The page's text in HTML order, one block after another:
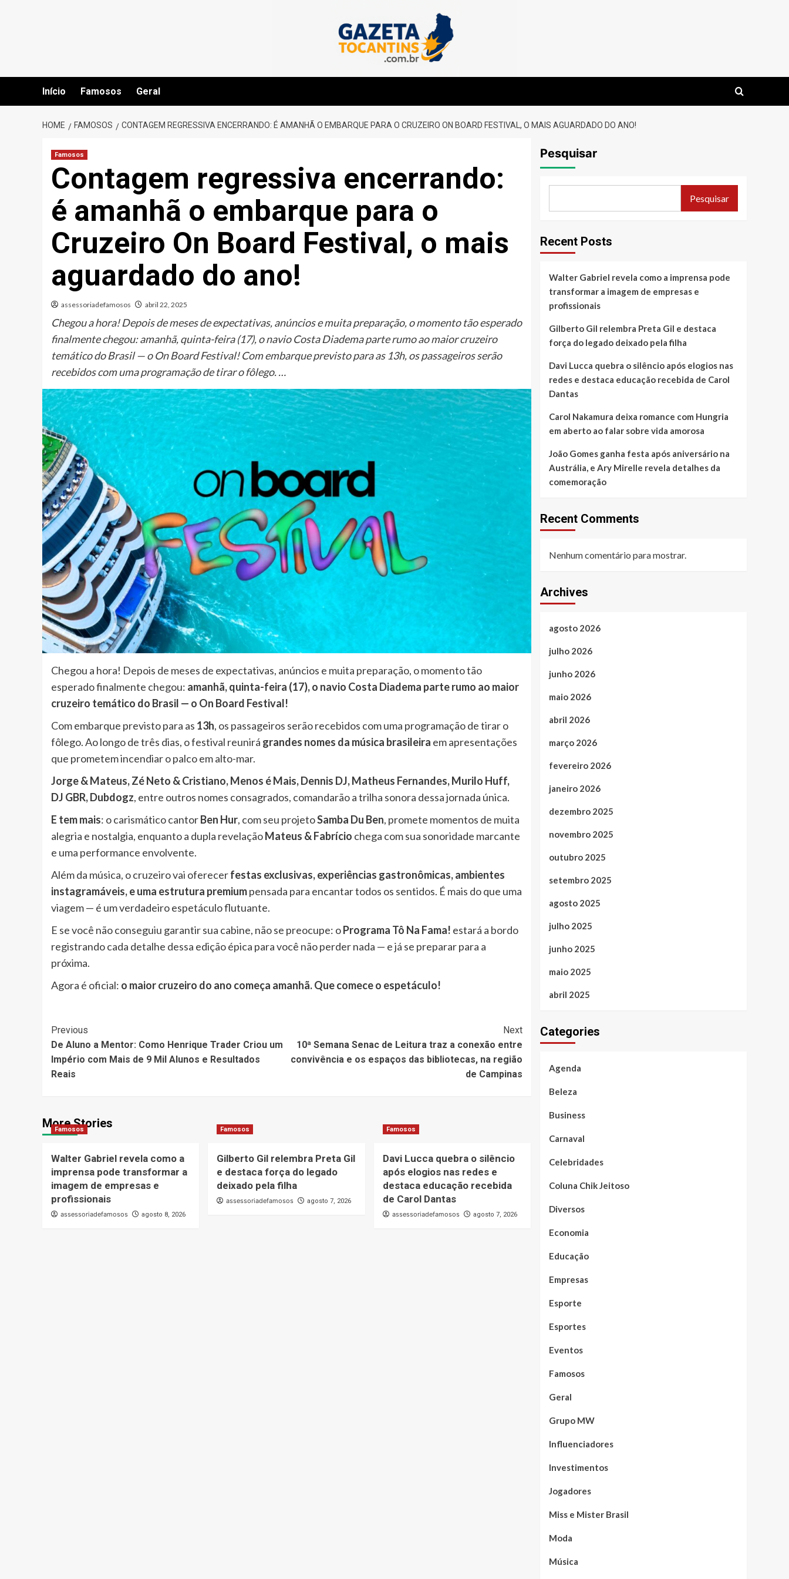
Início Famosos Geral
HOME FAMOSOS CONTAGEM REGRESSIVA ENCERRANDO: É AMANHÃ O EMBARQUE PARA O CRUZEIRO ON BOARD FESTIVAL, O MAIS AGUARDADO DO ANO!
Famosos
Contagem regressiva encerrando:
é amanhã o embarque para o
Cruzeiro On Board Festival, o mais
aguardado do ano!
assessoriadefamosos abril 22, 2025
Chegou a hora! Depois de meses de expectativas, anúncios e muita preparação, o momento tão esperado
finalmente chegou: amanhã, quinta-feira (17), o navio Costa Diadema parte rumo ao maior cruzeiro
temático do Brasil — o On Board Festival! Com embarque previsto para as 13h, os passageiros serão
recebidos com uma programação de tirar o fôlego. …
Chegou a hora! Depois de meses de expectativas, anúncios e muita preparação, o momento tão
esperado finalmente chegou: amanhã, quinta-feira (17), o navio Costa Diadema parte rumo ao maior
cruzeiro temático do Brasil — o On Board Festival!
Com embarque previsto para as 13h, os passageiros serão recebidos com uma programação de tirar o
fôlego. Ao longo de três dias, o festival reunirá grandes nomes da música brasileira em apresentações
que prometem incendiar o palco em alto-mar.
Jorge & Mateus, Zé Neto & Cristiano, Menos é Mais, Dennis DJ, Matheus Fernandes, Murilo Huff,
DJ GBR, Dubdogz, entre outros nomes consagrados, comandarão a trilha sonora dessa jornada única.
E tem mais: o carismático cantorBen Hur, com seu projetoSamba Du Ben, promete momentos de muita
alegria e nostalgia, enquanto a dupla revelaçãoMateus & Fabrício chega com sua sonoridade marcante
e uma performance envolvente.
Além da música, o cruzeiro vai oferecerfestas exclusivas, experiências gastronômicas, ambientes
instagramáveis, e uma estrutura premiumpensada para encantar todos os sentidos. É mais do que uma
viagem — é um verdadeiro espetáculo flutuante.
E se você não conseguiu garantir sua cabine, não se preocupe: oPrograma Tô Na Fama! estará a bordo
registrando cada detalhe dessa edição épica para você não perder nada — e já se preparar para a
próxima.
Agora é oficial: o maior cruzeiro do ano começa amanhã. Que comece o espetáculo!
Post
Navigation
Previous
De Aluno a Mentor: Como Henrique Trader Criou um
Império com Mais de 9 Mil Alunos e Resultados
Reais
Next
10ª Semana Senac de Leitura traz a conexão entre
convivência e os espaços das bibliotecas, na região
de Campinas
More Stories
Famosos
Walter Gabriel revela como a
imprensa pode transformar a
imagem de empresas e
profissionais
assessoriadefamosos agosto 8, 2026
Famosos
Gilberto Gil relembra Preta Gil
e destaca força do legado
deixado pela filha
assessoriadefamosos agosto 7, 2026
Famosos
Davi Lucca quebra o silêncio
após elogios nas redes e
destaca educação recebida
de Carol Dantas
assessoriadefamosos agosto 7, 2026
Pesquisar
Pesquisar
Recent Posts
Walter Gabriel revela como a imprensa pode
transformar a imagem de empresas e
profissionais
Gilberto Gil relembra Preta Gil e destaca
força do legado deixado pela filha
Davi Lucca quebra o silêncio após elogios nas
redes e destaca educação recebida de Carol
Dantas
Carol Nakamura deixa romance com Hungria
em aberto ao falar sobre vida amorosa
João Gomes ganha festa após aniversário na
Austrália, e Ary Mirelle revela detalhes da
comemoração
Recent Comments
Nenhum comentário para mostrar.
Archives
agosto 2026
julho 2026
junho 2026
maio 2026
abril 2026
março 2026
fevereiro 2026
janeiro 2026
dezembro 2025
novembro 2025
outubro 2025
setembro 2025
agosto 2025
julho 2025
junho 2025
maio 2025
abril 2025
Categories
Agenda
Beleza
Business
Carnaval
Celebridades
Coluna Chik Jeitoso
Diversos
Economia
Educação
Empresas
Esporte
Esportes
Eventos
Famosos
Geral
Grupo MW
Influenciadores
Investimentos
Jogadores
Miss e Mister Brasil
Moda
Música